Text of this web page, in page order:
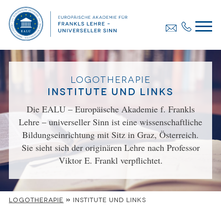
Logotherapie
Institute und Links
Die EALU – Europäische Akademie f. Frankls
Lehre – universeller Sinn ist eine wissenschaftliche
Bildungseinrichtung mit Sitz in Graz, Österreich.
Sie sieht sich der originären Lehre nach Professor
Viktor E. Frankl verpflichtet.
Logotherapie » Institute und Links